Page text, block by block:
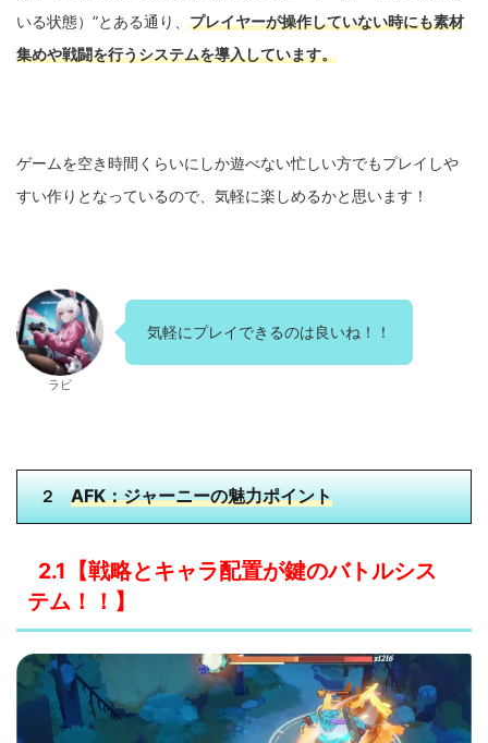
いる状態）”とある通り、 プレイヤーが操作していない時にも素材
集めや戦闘を行うシステムを導入しています。
ゲームを空き時間くらいにしか遊べない忙しい方でもプレイしや
すい作りとなっているので、気軽に楽しめるかと思います！
ラビ
気軽にプレイできるのは良いね！！
２ AFK：ジャーニーの魅力ポイント
2.1【戦略とキャラ配置が鍵のバトルシス
テム！！ 】